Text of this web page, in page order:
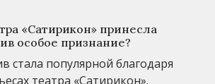
«Сатирикон» принесла
особое признание?
стала популярной благодаря
театра «Сатирикон».